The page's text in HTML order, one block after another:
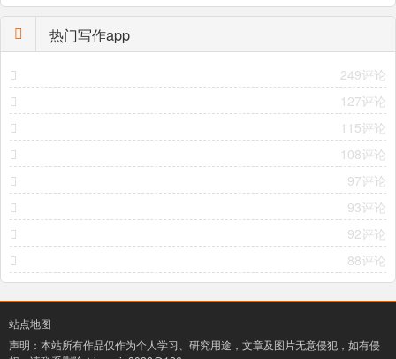
热门写作app
249评论
127评论
115评论
108评论
97评论
93评论
92评论
88评论
站点地图
声明：本站所有作品仅作为个人学习、研究用途，文章及图片无意侵犯，如有侵